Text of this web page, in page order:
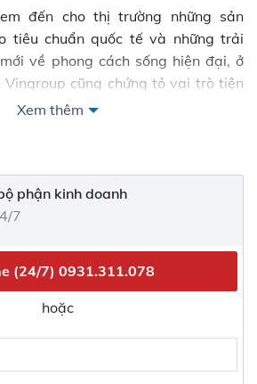
đến cho thị trường những sản
tiêu chuẩn quốc tế và những trải
về phong cách sống hiện đại, ở
cũng chứng tỏ vai trò tiên
thay đổi xu hướng tiêu dùng.
đầu Việt Nam. Vingroup là nơi hội
những con người có lý tưởng, có
luôn chủ động tìm hướng đi riêng
là thượng tôn kỷ luật và coi
minh, đòi hỏi người Vingroup phải
phấn đấu để trở thành những “tinh
việc của mình. Với “ Tín, tâm, trí,
Xem thêm
phận kinh doanh
7
(24/7) 0931.311.078
hoặc